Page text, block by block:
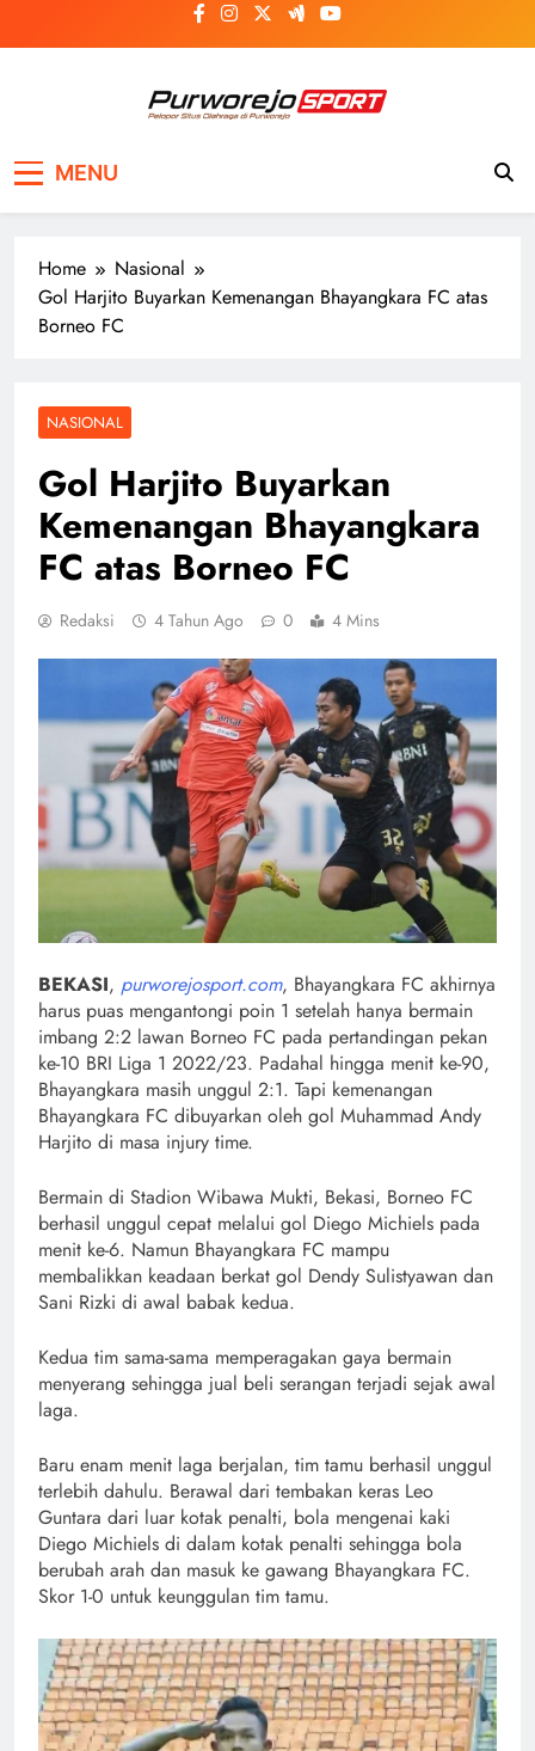
to
MENU
Home
Nasional
Gol Harjito Buyarkan Kemenangan Bhayangkara FC atas
Borneo FC
NASIONAL
Gol Harjito Buyarkan
Kemenangan Bhayangkara
FC atas Borneo FC
Redaksi 4 Tahun Ago 0 4 Mins
BEKASI, purworejosport.com, Bhayangkara FC akhirnya
harus puas mengantongi poin 1 setelah hanya bermain
imbang 2:2 lawan Borneo FC pada pertandingan pekan
ke-10 BRI Liga 1 2022/23. Padahal hingga menit ke-90,
Bhayangkara masih unggul 2:1. Tapi kemenangan
Bhayangkara FC dibuyarkan oleh gol Muhammad Andy
Harjito di masa injury time.
Bermain di Stadion Wibawa Mukti, Bekasi, Borneo FC
berhasil unggul cepat melalui gol Diego Michiels pada
menit ke-6. Namun Bhayangkara FC mampu
membalikkan keadaan berkat gol Dendy Sulistyawan dan
Sani Rizki di awal babak kedua.
Kedua tim sama-sama memperagakan gaya bermain
menyerang sehingga jual beli serangan terjadi sejak awal
laga.
Baru enam menit laga berjalan, tim tamu berhasil unggul
terlebih dahulu. Berawal dari tembakan keras Leo
Guntara dari luar kotak penalti, bola mengenai kaki
Diego Michiels di dalam kotak penalti sehingga bola
berubah arah dan masuk ke gawang Bhayangkara FC.
Skor 1-0 untuk keunggulan tim tamu.